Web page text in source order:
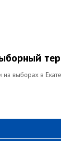
выборах в